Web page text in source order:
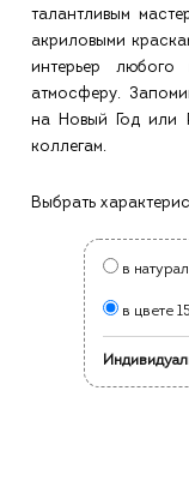
талантливым
акриловыми
интерьер любого
атмосферу.
на Новый Год или
коллегам.
Выбрать
в
в цвете